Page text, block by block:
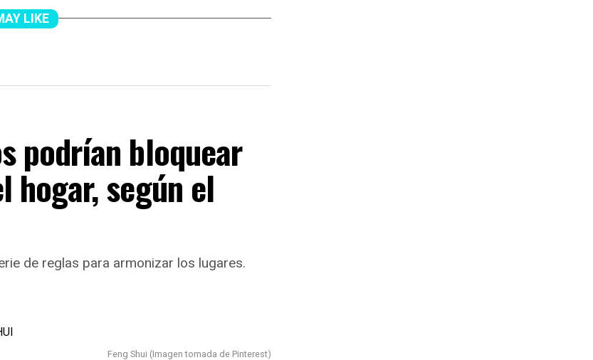
LIKE
podrían bloquear
hogar, según el
de reglas para armonizar los lugares.
Feng Shui (Imagen tomada de Pinterest)